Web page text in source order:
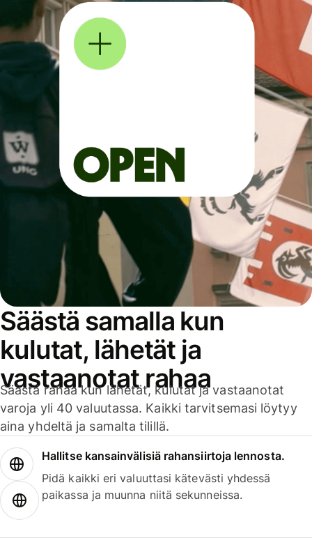
Säästä samalla kun
kulutat, lähetät ja
vastaanotat rahaa
Säästä rahaa kun lähetät, kulutat ja vastaanotat
varoja yli 40 valuutassa. Kaikki tarvitsemasi löytyy
aina yhdeltä ja samalta tilillä.
Hallitse kansainvälisiä rahansiirtoja lennosta.
Pidä kaikki eri valuuttasi kätevästi yhdessä
paikassa ja muunna niitä sekunneissa.